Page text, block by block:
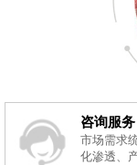
咨询服务
市场需求
化渗透、